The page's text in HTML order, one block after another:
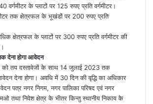
वर्गमीटर के प्लाटों पर 125 रुपए प्रति वर्गमीटर।
तक क्षेत्रफल के भूखंडों पर 200 रुपए प्रति
क्षेत्रफल के प्लाटों पर 300 रुपए प्रति वर्गमीटर की
देना होगा आवेदन
को तय दस्तावेजों के साथ 14 जुलाई 2023 तक
देना होगा। अवधि में 30 दिन की वृद्धि का अधिकार
पत्र नगर निगम, नगर पालिका परिषद एवं नगर
तथा निवेश क्षेत्र के भीतर किन्तु स्थानीय निकाय के